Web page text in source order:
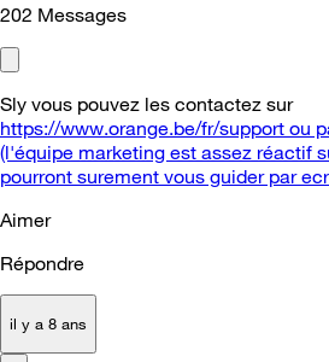
202 Messages
Sly vous pouvez les contactez sur
https://www.orange.be/fr/support ou
(l'équipe marketing est assez réactif
pourront surement vous guider par
Aimer
Répondre
il y a 8 ans